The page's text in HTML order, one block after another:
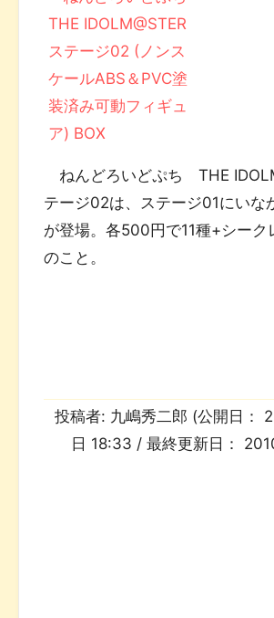
ねんどろいどぷち THE
テージ02は、ステージ01にいな
が登場。各500円で11種+シーク
のこと。
投稿者: 九嶋秀二郎 (公開日：
日 18:33 / 最終更新日：